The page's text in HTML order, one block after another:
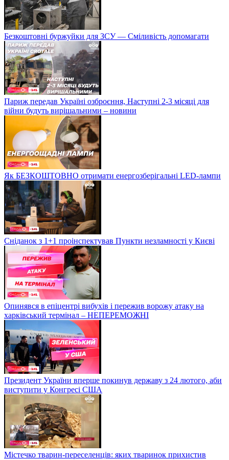
Безкоштовні буржуйки для ЗСУ — Сміливість допомагати
Париж передав Україні озброєння, Наступні 2-3 місяці для
війни будуть вирішальними – новини
Як БЕЗКОШТОВНО отримати енергозберігальні LED-лампи
Сніданок з 1+1 проінспектував Пункти незламності у Києві
Опинявся в епіцентрі вибухів і пережив ворожу атаку на
харківський термінал – НЕПЕРЕМОЖНІ
Президент України вперше покинув державу з 24 лютого, аби
виступити у Конгресі США
Містечко тварин-переселенців: яких тваринок прихистив